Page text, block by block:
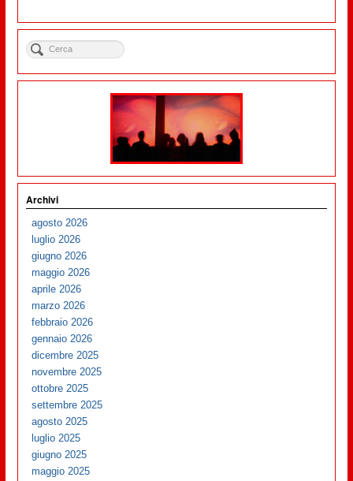
Archivi
agosto 2026
luglio 2026
giugno 2026
maggio 2026
aprile 2026
marzo 2026
febbraio 2026
gennaio 2026
dicembre 2025
novembre 2025
ottobre 2025
settembre 2025
agosto 2025
luglio 2025
giugno 2025
maggio 2025